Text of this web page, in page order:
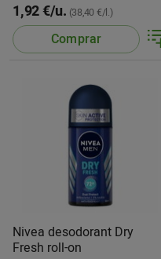
1,92 €/u. (38,40 €/l.)
Comprar
Nivea desodorant Dry
Fresh roll-on